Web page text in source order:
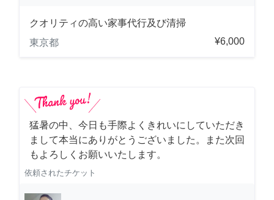
クオリティの高い家事代行及び清掃
東京都
¥6,000
猛暑の中、今日も手際よくきれいにしていただき
まして本当にありがとうございました。また次回
もよろしくお願いいたします。
依頼されたチケット